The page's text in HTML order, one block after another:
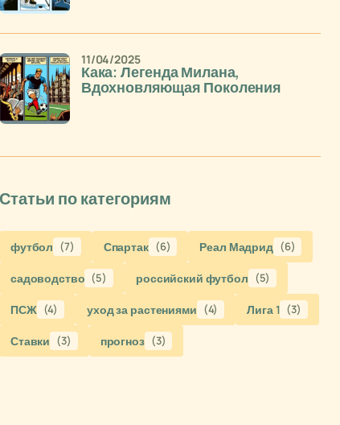
Кака: Легенда Милана,
Вдохновляющая Поколения
11/04/2025
Статьи по категориям
футбол (7) Спартак (6) Реал Мадрид (6)
садоводство (5) российский футбол (5)
ПСЖ (4) уход за растениями (4) Лига 1 (3)
Ставки (3) прогноз (3)